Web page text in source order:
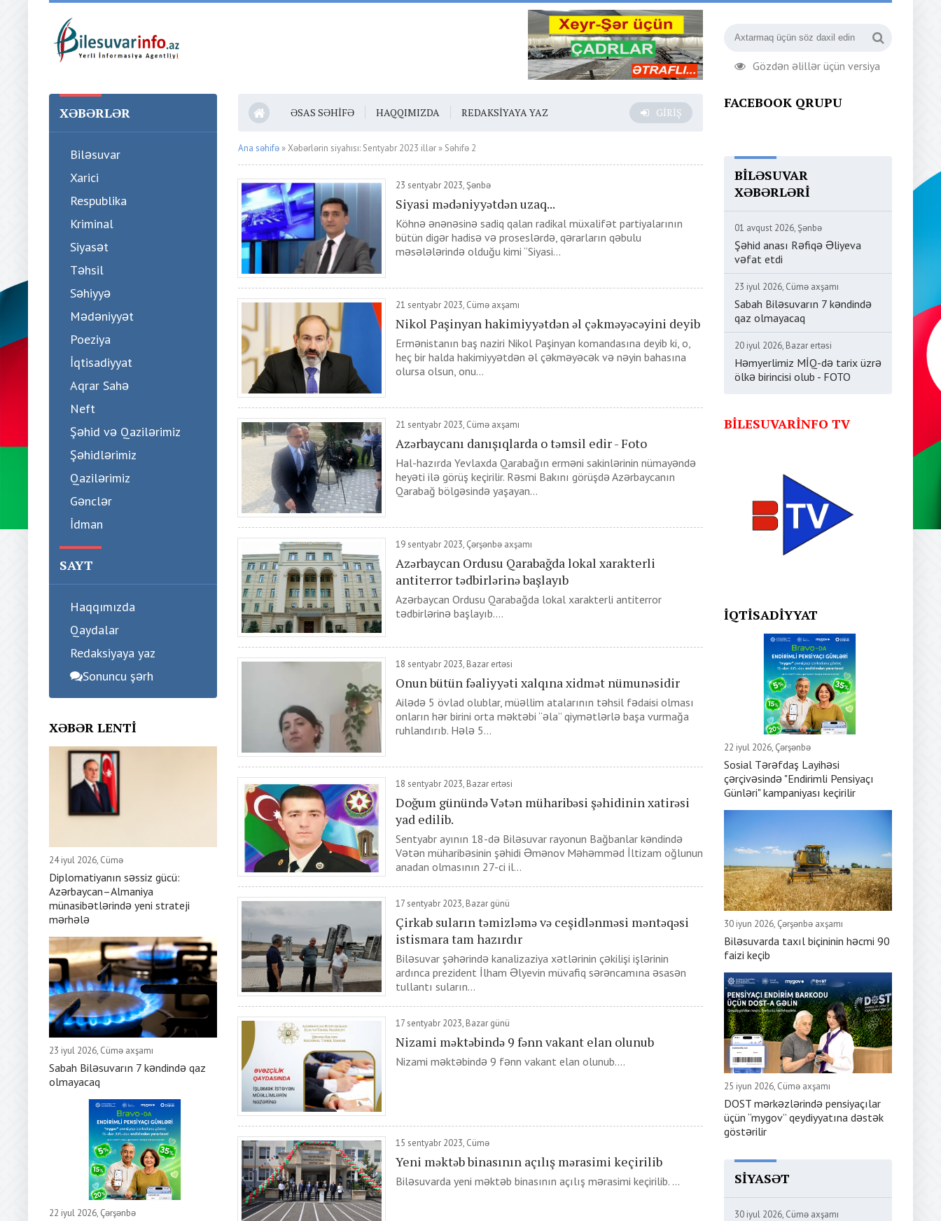
Gözdən əlillər üçün versiya
XƏBƏRLƏR
Biləsuvar
Xarici
Respublika
Kriminal
Siyasət
Təhsil
Səhiyyə
Mədəniyyət
Poeziya
İqtisadiyyat
Aqrar Sahə
Neft
Şəhid və Qazilərimiz
Şəhidlərimiz
Qazilərimiz
Gənclər
İdman
SAYT
Haqqımızda
Qaydalar
Redaksiyaya yaz
Sonuncu şərh
XƏBƏR LENTI
24 iyul 2026, Cümə
Diplomatiyanın səssiz gücü:
Azərbaycan–Almaniya
münasibətlərində yeni strateji
mərhələ
23 iyul 2026, Cümə axşamı
Sabah Biləsuvarın 7 kəndində qaz
olmayacaq
22 iyul 2026, Çərşənbə
ƏSAS SƏHIFƏ HAQQIMIZDA REDAKSIYAYA YAZ GIRIŞ
Ana səhifə » Xəbərlərin siyahısı: Sentyabr 2023 illər » Səhifə 2
23 sentyabr 2023, Şənbə
Siyasi mədəniyyətdən uzaq...
Köhnə ənənəsinə sadiq qalan radikal müxalifət partiyalarının
bütün digər hadisə və proseslərdə, qərarların qəbulu
məsələlərində olduğu kimi “Siyasi...
21 sentyabr 2023, Cümə axşamı
Nikol Paşinyan hakimiyyətdən əl çəkməyəcəyini deyib
Ermənistanın baş naziri Nikol Paşinyan komandasına deyib ki, o,
heç bir halda hakimiyyətdən əl çəkməyəcək və nəyin bahasına
olursa olsun, onu...
21 sentyabr 2023, Cümə axşamı
Azərbaycanı danışıqlarda o təmsil edir - Foto
Hal-hazırda Yevlaxda Qarabağın erməni sakinlərinin nümayəndə
heyəti ilə görüş keçirilir. Rəsmi Bakını görüşdə Azərbaycanın
Qarabağ bölgəsində yaşayan...
19 sentyabr 2023, Çərşənbə axşamı
Azərbaycan Ordusu Qarabağda lokal xarakterli
antiterror tədbirlərinə başlayıb
Azərbaycan Ordusu Qarabağda lokal xarakterli antiterror
tədbirlərinə başlayıb....
18 sentyabr 2023, Bazar ertəsi
Onun bütün fəaliyyəti xalqına xidmət nümunəsidir
Ailədə 5 övlad olublar, müəllim atalarının təhsil fədaisi olması
onların hər birini orta məktəbi “əla” qiymətlərlə başa vurmağa
ruhlandırıb. Hələ 5...
18 sentyabr 2023, Bazar ertəsi
Doğum günündə Vətən müharibəsi şəhidinin xatirəsi
yad edilib.
Sentyabr ayının 18-də Biləsuvar rayonun Bağbanlar kəndində
Vətən müharibəsinin şəhidi Əmənov Məhəmməd İltizam oğlunun
anadan olmasının 27-ci il...
17 sentyabr 2023, Bazar günü
Çirkab suların təmizləmə və ceşidlənməsi məntəqəsi
istismara tam hazırdır
Biləsuvar şəhərində kanalizaziya xətlərinin çəkilişi işlərinin
ardınca prezident İlham Əlyevin müvafiq sərəncamına əsasən
tullantı suların...
17 sentyabr 2023, Bazar günü
Nizami məktəbində 9 fənn vakant elan olunub
Nizami məktəbində 9 fənn vakant elan olunub....
15 sentyabr 2023, Cümə
Yeni məktəb binasının açılış mərasimi keçirilib
Biləsuvarda yeni məktəb binasının açılış mərasimi keçirilib. ...
FACEBOOK QRUPU
BILƏSUVAR
XƏBƏRLƏRI
01 avqust 2026, Şənbə
Şəhid anası Rəfiqə Əliyeva
vəfat etdi
23 iyul 2026, Cümə axşamı
Sabah Biləsuvarın 7 kəndində
qaz olmayacaq
20 iyul 2026, Bazar ertəsi
Həmyerlimiz MİQ-də tarix üzrə
ölkə birincisi olub - FOTO
BILESUVARINFO TV
İQTISADIYYAT
22 iyul 2026, Çərşənbə
Sosial Tərəfdaş Layihəsi
çərçivəsində "Endirimli Pensiyaçı
Günləri" kampaniyası keçirilir
30 iyun 2026, Çərşənbə axşamı
Biləsuvarda taxıl biçininin həcmi 90
faizi keçib
25 iyun 2026, Cümə axşamı
DOST mərkəzlərində pensiyaçılar
üçün “mygov” qeydiyyatına dəstək
göstərilir
SIYASƏT
30 iyul 2026, Cümə axşamı